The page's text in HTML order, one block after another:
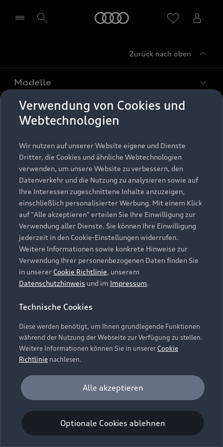
Zurück nach oben
Modelle
Alle Modelle
Elektromodelle
Plug-in-Hybride
Kaufen & leasen
Neuwagensuche
Gebrauchtwagensuche
Gebrauchtwagen
Finanzierung
Aktionen & Angebote
Geschäftskunden
Saisonale Angebote
Audi Services
Garantie
Audi digital services
myAudi
Support
Kundenservice
Händlersuche
Audi Code
Häufige Fragen (FAQ)
Audi Online Beratung
Bordbuch & Bedienungsanleitungen
Verträge kündigen
Vertrag widerrufen
Über Audi
Unternehmen
Karriere
Investor Relations
Presse & Media Center
Datenschutz
Audi erleben
Newsletter
© 2026 AUDI AG. Alle Rechte vorbehalten
Datenschutzinformation
Cookie-Richtlinie
Barrierefreiheit
Digital Services Act
EU Data Act
Embleme am Fahrzeug bei allen Abbildungen auf dieser
Webseite kann abweichen.
Verwendung von Cookies und
Webtechnologien
Wir nutzen auf unserer Website eigene und Dienste
Dritter, die Cookies und ähnliche Webtechnologien
verwenden, um unsere Website zu verbessern, den
Datenverkehr und die Nutzung zu analysieren sowie auf
Ihre Interessen zugeschnittene Inhalte anzuzeigen,
einschließlich personalisierter Werbung. Mit einem Klick
auf "Alle akzeptieren" erteilen Sie Ihre Einwilligung zur
Verwendung aller Dienste. Sie können Ihre Einwilligung
jederzeit in den Cookie-Einstellungen widerrufen.
Weitere Informationen sowie konkrete Hinweise zur
Verwendung Ihrer personenbezogenen Daten finden Sie
in unserer Cookie Richtlinie, unserem
Datenschutzhinweis und im Impressum.
Technische Cookies
Diese werden benötigt, um Ihnen grundlegende Funktionen
während der Nutzung der Webseite zur Verfügung zu stellen.
Weitere Informationen können Sie in unsererCookie
Richtlinie nachlesen.
Analyse und Statistik
Performance Cookies sammeln Informationen
darüber, wie unsere Webseite genutzt wird (z. B.
Anzahl der Besuche, Verweildauer). Diese Cookies
werden zur Optimierung der Webseite verwendet.
Optionale Cookies ablehnen
Alle akzeptieren